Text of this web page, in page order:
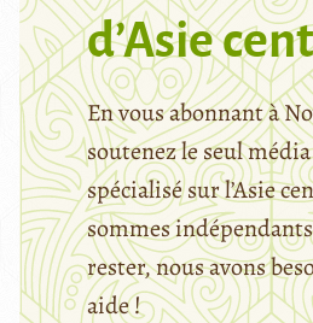
d’Asie
En vous abonnant à
soutenez le seul
spécialisé sur l’Asie
sommes
rester, nous avons
aide !